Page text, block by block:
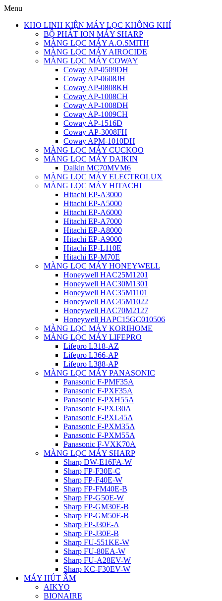
Menu
KHO LINH KIỆN MÁY LỌC KHÔNG KHÍ
BỘ PHÁT ION MÁY SHARP
MÀNG LỌC MÁY A.O.SMITH
MÀNG LỌC MÁY AIROCIDE
MÀNG LỌC MÁY COWAY
Coway AP-0509DH
Coway AP-0608JH
Coway AP-0808KH
Coway AP-1008CH
Coway AP-1008DH
Coway AP-1009CH
Coway AP-1516D
Coway AP-3008FH
Coway APM-1010DH
MÀNG LỌC MÁY CUCKOO
MÀNG LỌC MÁY DAIKIN
Daikin MC70MVM6
MÀNG LỌC MÁY ELECTROLUX
MÀNG LỌC MÁY HITACHI
Hitachi EP-A3000
Hitachi EP-A5000
Hitachi EP-A6000
Hitachi EP-A7000
Hitachi EP-A8000
Hitachi EP-A9000
Hitachi EP-L110E
Hitachi EP-M70E
MÀNG LỌC MÁY HONEYWELL
Honeywell HAC25M1201
Honeywell HAC30M1301
Honeywell HAC35M1101
Honeywell HAC45M1022
Honeywell HAC70M2127
Honeywell HAPC15GC010506
MÀNG LỌC MÁY KORIHOME
MÀNG LỌC MÁY LIFEPRO
Lifepro L318-AZ
Lifepro L366-AP
Lifepro L388-AP
MÀNG LỌC MÁY PANASONIC
Panasonic F-PMF35A
Panasonic F-PXF35A
Panasonic F-PXH55A
Panasonic F-PXJ30A
Panasonic F-PXL45A
Panasonic F-PXM35A
Panasonic F-PXM55A
Panasonic F-VXK70A
MÀNG LỌC MÁY SHARP
Sharp DW-E16FA-W
Sharp FP-F30E-C
Sharp FP-F40E-W
Sharp FP-FM40E-B
Sharp FP-G50E-W
Sharp FP-GM30E-B
Sharp FP-GM50E-B
Sharp FP-J30E-A
Sharp FP-J30E-B
Sharp FU-551KE-W
Sharp FU-80EA-W
Sharp FU-A28EV-W
Sharp KC-F30EV-W
MÁY HÚT ẨM
AIKYO
BIONAIRE